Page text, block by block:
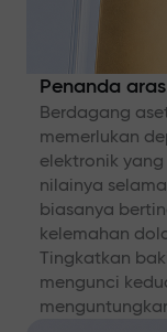
Penanda
Berdagang
memerlukan
elektronik
nilainya
biasanya
kelemahan
Tingkatkan
mengunci